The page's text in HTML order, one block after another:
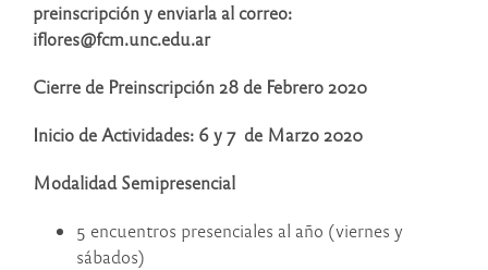
preinscripción y enviarla al correo:
iflores@fcm.unc.edu.ar
Cierre de Preinscripción 28 de Febrero 2020
Inicio de Actividades: 6 y 7 de Marzo 2020
Modalidad Semipresencial
5 encuentros presenciales al año (viernes y
sábados)